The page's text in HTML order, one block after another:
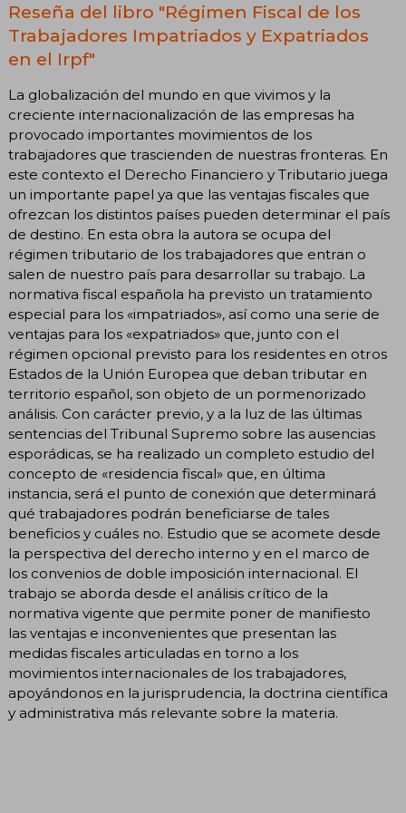
Reseña del libro "Régimen Fiscal de los
Trabajadores Impatriados y Expatriados
en el Irpf"
La globalización del mundo en que vivimos y la
creciente internacionalización de las empresas ha
provocado importantes movimientos de los
trabajadores que trascienden de nuestras fronteras. En
este contexto el Derecho Financiero y Tributario juega
un importante papel ya que las ventajas fiscales que
ofrezcan los distintos países pueden determinar el país
de destino. En esta obra la autora se ocupa del
régimen tributario de los trabajadores que entran o
salen de nuestro país para desarrollar su trabajo. La
normativa fiscal española ha previsto un tratamiento
especial para los «impatriados», así como una serie de
ventajas para los «expatriados» que, junto con el
régimen opcional previsto para los residentes en otros
Estados de la Unión Europea que deban tributar en
territorio español, son objeto de un pormenorizado
análisis. Con carácter previo, y a la luz de las últimas
sentencias del Tribunal Supremo sobre las ausencias
esporádicas, se ha realizado un completo estudio del
concepto de «residencia fiscal» que, en última
instancia, será el punto de conexión que determinará
qué trabajadores podrán beneficiarse de tales
beneficios y cuáles no. Estudio que se acomete desde
la perspectiva del derecho interno y en el marco de
los convenios de doble imposición internacional. El
trabajo se aborda desde el análisis crítico de la
normativa vigente que permite poner de manifiesto
las ventajas e inconvenientes que presentan las
medidas fiscales articuladas en torno a los
movimientos internacionales de los trabajadores,
apoyándonos en la jurisprudencia, la doctrina científica
y administrativa más relevante sobre la materia.